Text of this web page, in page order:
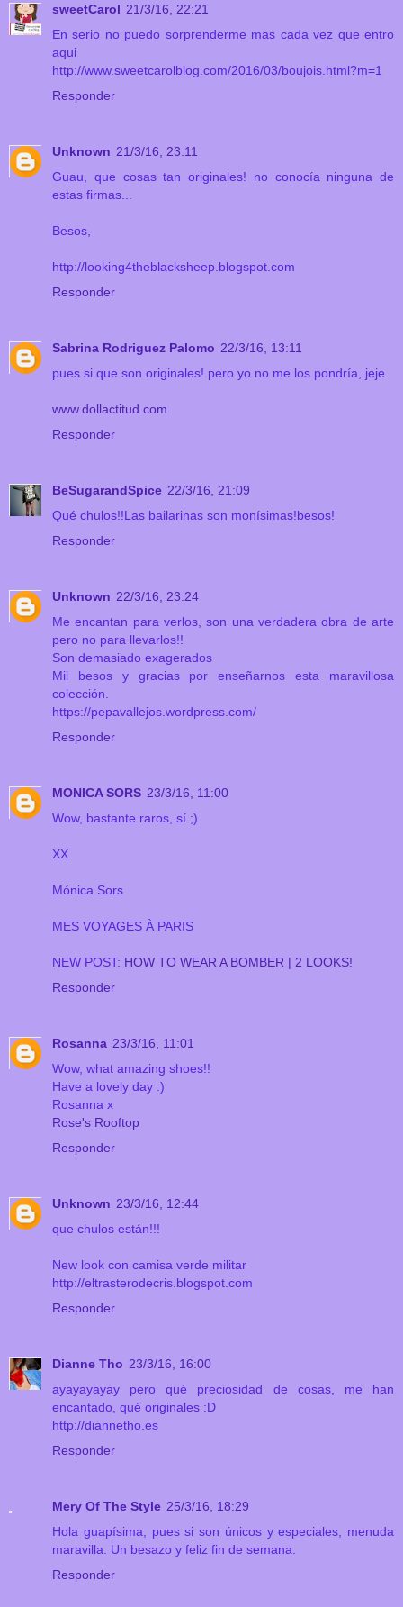
sweetCarol 21/3/16, 22:21
En serio no puedo sorprenderme mas cada vez que entro
aqui
http://www.sweetcarolblog.com/2016/03/boujois.html?m=1
Responder
Unknown 21/3/16, 23:11
Guau, que cosas tan originales! no conocía ninguna de
estas firmas...
Besos,
http://looking4theblacksheep.blogspot.com
Responder
Sabrina Rodriguez Palomo 22/3/16, 13:11
pues si que son originales! pero yo no me los pondría, jeje
www.dollactitud.com
Responder
BeSugarandSpice 22/3/16, 21:09
Qué chulos!!Las bailarinas son monísimas!besos!
Responder
Unknown 22/3/16, 23:24
Me encantan para verlos, son una verdadera obra de arte
pero no para llevarlos!!
Son demasiado exagerados
Mil besos y gracias por enseñarnos esta maravillosa
colección.
https://pepavallejos.wordpress.com/
Responder
MONICA SORS 23/3/16, 11:00
Wow, bastante raros, sí ;)
XX
Mónica Sors
MES VOYAGES À PARIS
NEW POST: HOW TO WEAR A BOMBER | 2 LOOKS!
Responder
Rosanna 23/3/16, 11:01
Wow, what amazing shoes!!
Have a lovely day :)
Rosanna x
Rose's Rooftop
Responder
Unknown 23/3/16, 12:44
que chulos están!!!
New look con camisa verde militar
http://eltrasterodecris.blogspot.com
Responder
Dianne Tho 23/3/16, 16:00
ayayayayay pero qué preciosidad de cosas, me han
encantado, qué originales :D
http://diannetho.es
Responder
Mery Of The Style 25/3/16, 18:29
Hola guapísima, pues si son únicos y especiales, menuda
maravilla. Un besazo y feliz fin de semana.
Responder